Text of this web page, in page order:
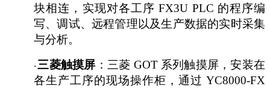
块相连，实现对各工序 FX3U PLC 的程序编
写、调试、远程管理以及生产数据的实时采集
与分析。
· 三菱触摸屏 ：三菱 GOT 系列触摸屏，安装在
各生产工序的现场操作柜，通过 YC8000-FX